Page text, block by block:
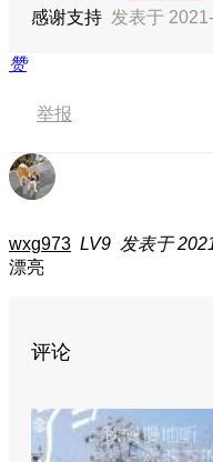
感谢支持 发表于
赞
举报
wxg973 LV9 发表于
漂亮
评论